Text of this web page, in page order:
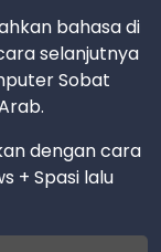
bahasa di
selanjutnya
Sobat
dengan cara
+ Spasi lalu